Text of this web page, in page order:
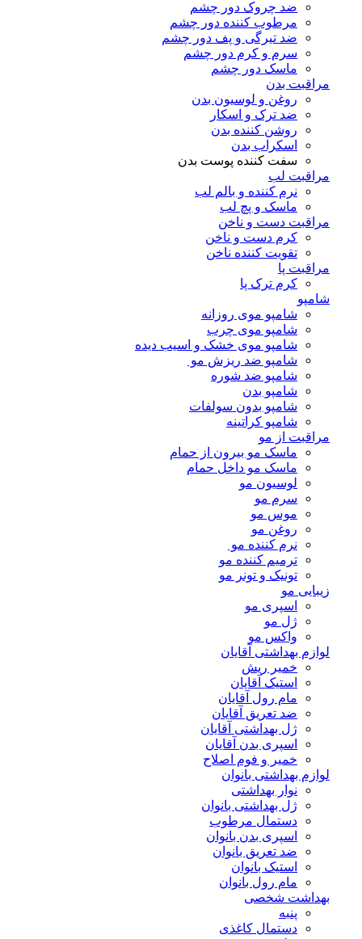
ضد چروک دور چشم
مرطوب کننده دور چشم
ضد تیرگی و پف دور چشم
سرم و کرم دور چشم
ماسک دور چشم
مراقبت بدن
روغن و لوسیون بدن
ضد ترک و اسکار
روشن کننده بدن
اسکراب بدن
سفت کننده پوست بدن
مراقبت لب
نرم کننده و بالم لب
ماسک و پچ لب
مراقبت دست و ناخن
کرم دست و ناخن
تقویت کننده ناخن
مراقبت پا
کرم ترک پا
شامپو
شامپو موی روزانه
شامپو موی چرب
شامپو موی خشک و اسیب دیده
شامپو ضد ریزش مو
شامپو ضد شوره
شامپو بدن
شامپو بدون سولفات
شامپو کراتینه
مراقبت از مو
ماسک مو بیرون از حمام
ماسک مو داخل حمام
لوسیون مو
سرم مو
موس مو
روغن مو
نرم کننده مو
ترمیم کننده مو
تونیک و تونر مو
زیبایی مو
اسپری مو
ژل مو
واکس مو
لوازم بهداشتی آقایان
خمیر ریش
استیک آقایان
مام رول آقایان
ضد تعریق آقایان
ژل بهداشتی آقایان
اسپری بدن آقایان
خمیر و فوم اصلاح
لوازم بهداشتی بانوان
نوار بهداشتی
ژل بهداشتی بانوان
دستمال مرطوب
اسپری بدن بانوان
ضد تعریق بانوان
استیک بانوان
مام رول بانوان
بهداشت شخصی
پنبه
دستمال کاغذی